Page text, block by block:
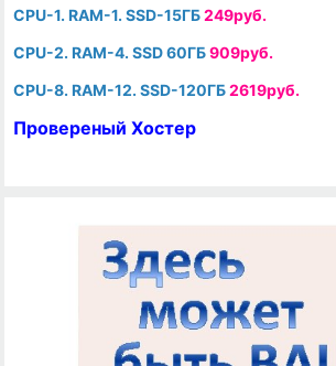
CPU-1. RAM-1. SSD-15ГБ249руб.
CPU-2. RAM-4. SSD 60ГБ909руб.
CPU-8. RAM-12. SSD-120ГБ2619руб.
Провереный Хостер